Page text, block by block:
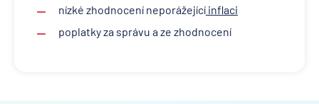
nízké zhodnocení neporážející inflaci
poplatky za správu a ze zhodnocení